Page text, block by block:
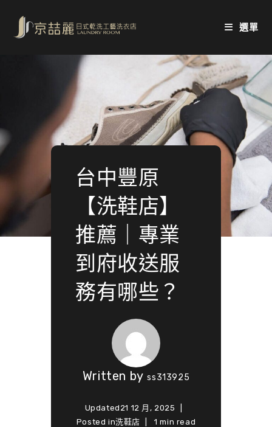
content
選單
台中豐原
【洗鞋店】
推薦｜專業
到府收送服
務有哪些？
Written byss313925
Updated 21 12 月, 2025
Posted in洗鞋店 1 min read